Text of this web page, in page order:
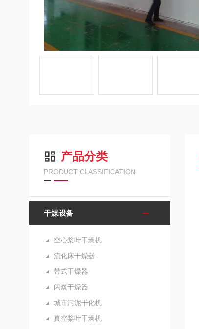
产品分类
PRODUCT CLASSIFICATION
干燥设备
空心桨叶干燥机
流化床干燥器
带式干燥器
闪蒸干燥器
城市污泥干化机
真空桨叶干燥机